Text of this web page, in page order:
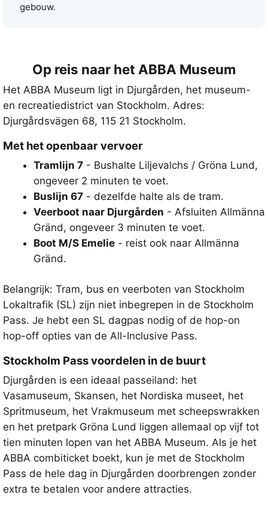
gebouw.
Op reis naar het ABBA Museum
Het ABBA Museum ligt in Djurgården, het museum-
en recreatiedistrict van Stockholm. Adres:
Djurgårdsvägen 68, 115 21 Stockholm.
Met het openbaar vervoer
Tramlijn 7 - Bushalte Liljevalchs / Gröna Lund,
ongeveer 2 minuten te voet.
Buslijn 67 - dezelfde halte als de tram.
Veerboot naar Djurgården - Afsluiten Allmänna
Gränd, ongeveer 3 minuten te voet.
Boot M/S Emelie - reist ook naar Allmänna
Gränd.
Belangrijk: Tram, bus en veerboten van Stockholm
Lokaltrafik (SL) zijn niet inbegrepen in de Stockholm
Pass. Je hebt een SL dagpas nodig of de hop-on
hop-off opties van de All-Inclusive Pass.
Stockholm Pass voordelen in de buurt
Djurgården is een ideaal passeiland: het
Vasamuseum, Skansen, het Nordiska museet, het
Spritmuseum, het Vrakmuseum met scheepswrakken
en het pretpark Gröna Lund liggen allemaal op vijf tot
tien minuten lopen van het ABBA Museum. Als je het
ABBA combiticket boekt, kun je met de Stockholm
Pass de hele dag in Djurgården doorbrengen zonder
extra te betalen voor andere attracties.